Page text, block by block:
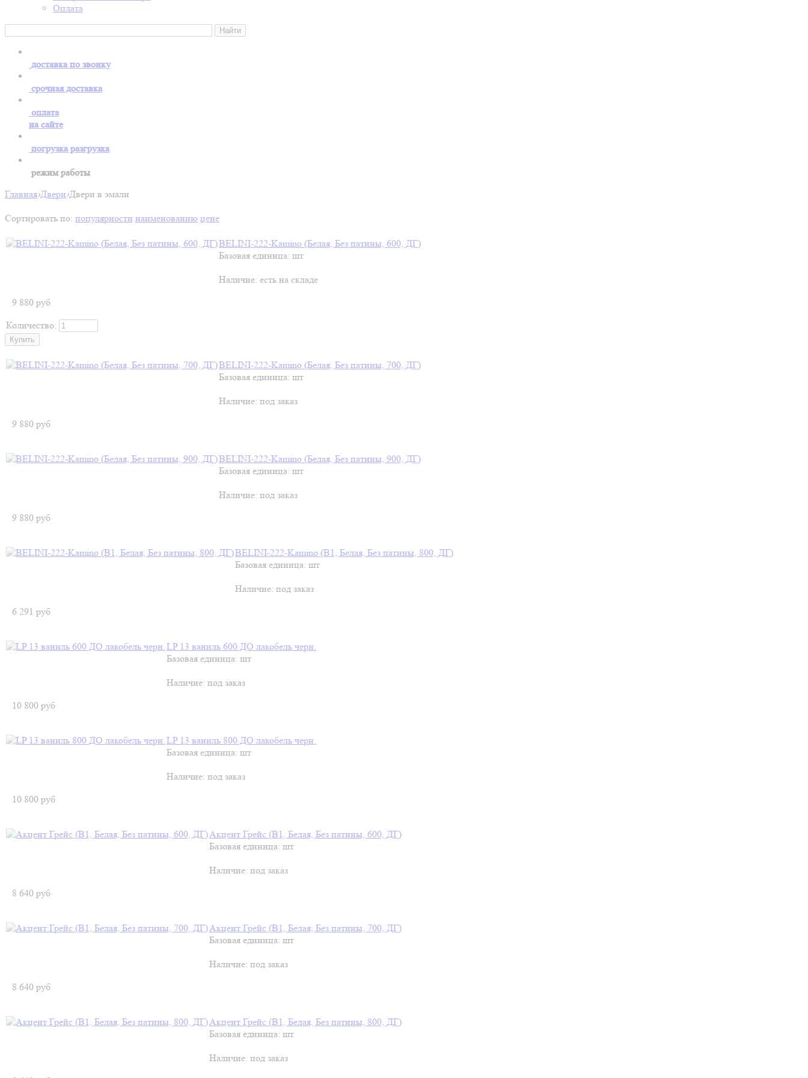
Оплата
доставка по звонку
срочная доставка
оплата
на сайте
погрузка разгрузка
режим работы
Главная›Двери›Двери в эмали
Сортировать по: популярности наименованию цене
BELINI-222-Kamino (Белая, Без патины, 600, ДГ)
Базовая единица: шт
Наличие: есть на складе
9 880 руб
Количество:
BELINI-222-Kamino (Белая, Без патины, 700, ДГ)
Базовая единица: шт
Наличие: под заказ
9 880 руб
BELINI-222-Kamino (Белая, Без патины, 900, ДГ)
Базовая единица: шт
Наличие: под заказ
9 880 руб
BELINI-222-Kamino (В1, Белая, Без патины, 800, ДГ)
Базовая единица: шт
Наличие: под заказ
6 291 руб
LP 13 ваниль 600 ДО лакобель черн.
Базовая единица: шт
Наличие: под заказ
10 800 руб
LP 13 ваниль 800 ДО лакобель черн.
Базовая единица: шт
Наличие: под заказ
10 800 руб
Акцент Грейс (В1, Белая, Без патины, 600, ДГ)
Базовая единица: шт
Наличие: под заказ
8 640 руб
Акцент Грейс (В1, Белая, Без патины, 700, ДГ)
Базовая единица: шт
Наличие: под заказ
8 640 руб
Акцент Грейс (В1, Белая, Без патины, 800, ДГ)
Базовая единица: шт
Наличие: под заказ